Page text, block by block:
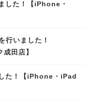
した！【iPhone・
行いました！
田店】
た！【iPhone・iPad